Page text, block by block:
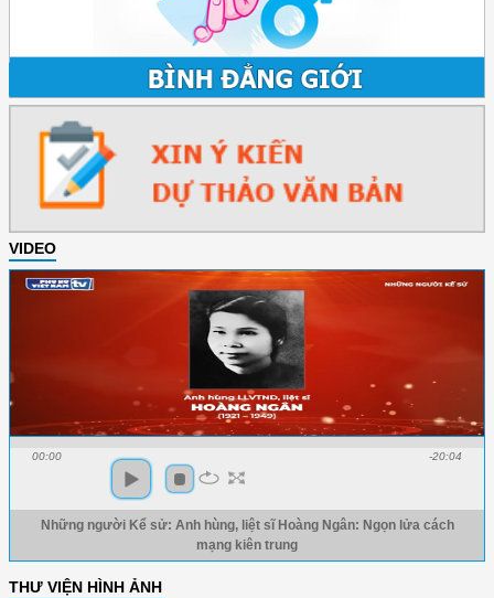
VIDEO
00:00 -20:04
Những người Kể sử: Anh hùng, liệt sĩ Hoàng Ngân: Ngọn lửa cách
mạng kiên trung
THƯ VIỆN HÌNH ẢNH